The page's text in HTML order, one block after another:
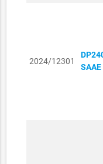
2024/12301
SAAE